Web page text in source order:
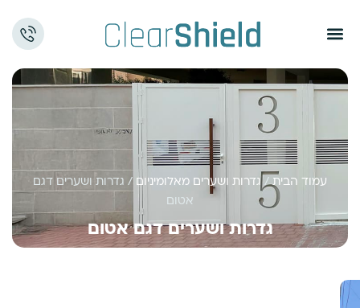
עמוד הבית /גדרות ושערים מאלומיניום / גדרות ושערים דגם
אטום
גדרות ושערים דגם אטום